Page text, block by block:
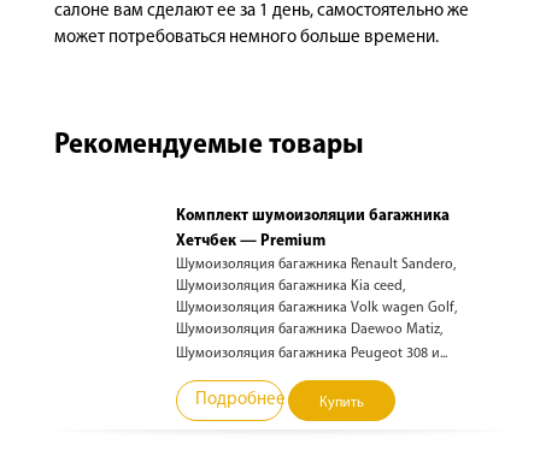
салоне вам сделают ее за 1 день, самостоятельно же
может потребоваться немного больше времени.
Рекомендуемые товары
Комплект шумоизоляции багажника
Хетчбек — Premium
Шумоизоляция багажника Renault Sandero,
Шумоизоляция багажника Kia ceed,
Шумоизоляция багажника Volk wagen Golf,
Шумоизоляция багажника Daewoo Matiz,
Шумоизоляция багажника Peugeot 308 и...
Подробнее Купить